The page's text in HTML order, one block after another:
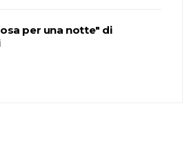
per una notte" di